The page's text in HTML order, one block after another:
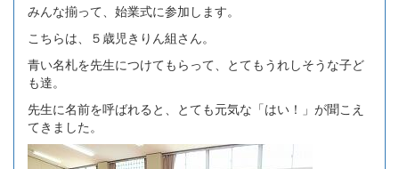
みんな揃って、始業式に参加します。
こちらは、５歳児きりん組さん。
青い名札を先生につけてもらって、とてもうれしそうな子ど
も達。
先生に名前を呼ばれると、とても元気な「はい！」が聞こえ
てきました。